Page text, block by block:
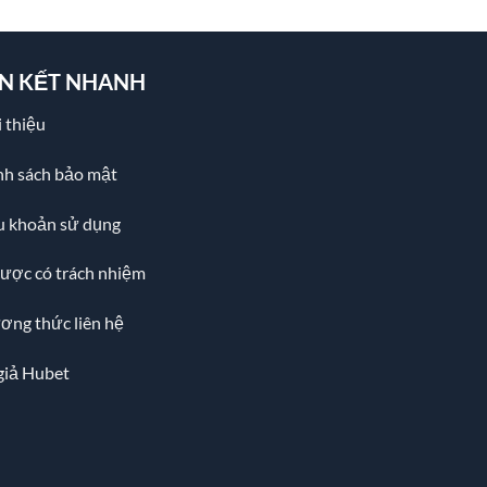
KẾT NHANH
thiệu
sách bảo mật
khoản sử dụng
có trách nhiệm
thức liên hệ
Hubet